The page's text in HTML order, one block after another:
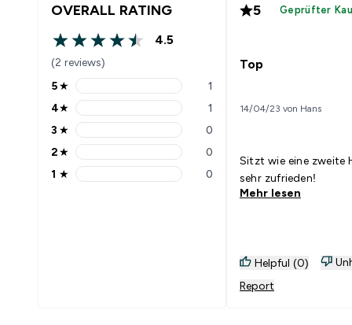
OVERALL RATING
4.5 out of 5 stars
4.5
(2 reviews)
5 stars rating 1 reviews
5★ 1
4 stars rating 1 reviews
4★ 1
3 stars rating 0 reviews
3 ★ 0
2 stars rating 0 reviews
2★ 0
1 stars rating 0 reviews
1 ★ 0
5 Geprüfter
Top
14/04/23 von Hans
Sitzt wie eine zweite
sehr zufrieden!
Mehr lesen
Helpful (0)
Report